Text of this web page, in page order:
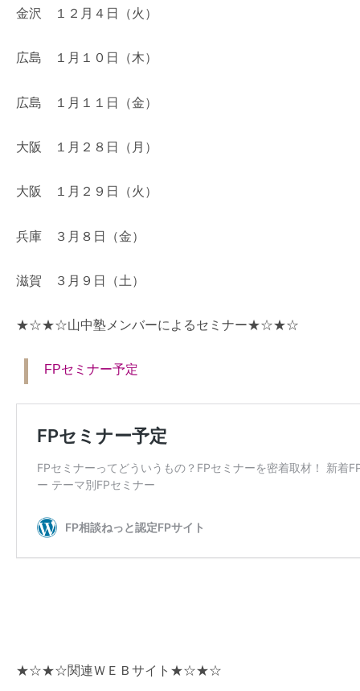
金沢 １２月４日（火）
広島 １月１０日（木）
広島 １月１１日（金）
大阪 １月２８日（月）
大阪 １月２９日（火）
兵庫 ３月８日（金）
滋賀 ３月９日（土）
★☆★☆山中塾メンバーによるセミナー★☆★☆
FPセミナー予定
★☆★☆関連ＷＥＢサイト★☆★☆